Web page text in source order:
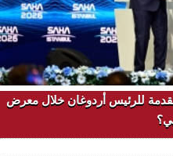
للرئيس أردوغان خلال معرض